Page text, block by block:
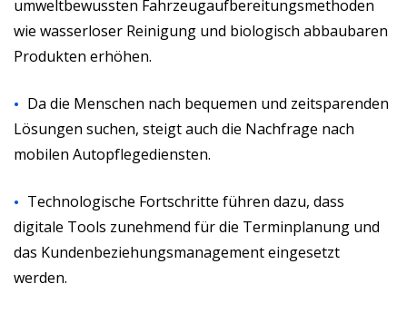
umweltbewussten Fahrzeugaufbereitungsmethoden
wie wasserloser Reinigung und biologisch abbaubaren
Produkten erhöhen.
Da die Menschen nach bequemen und zeitsparenden
Lösungen suchen, steigt auch die Nachfrage nach
mobilen Autopflegediensten.
Technologische Fortschritte führen dazu, dass
digitale Tools zunehmend für die Terminplanung und
das Kundenbeziehungsmanagement eingesetzt
werden.